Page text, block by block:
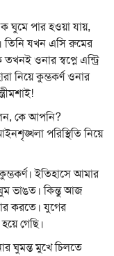
ঘুমে পার হওয়া যায়,
তিনি যখন এসি রুমের
ওনার স্বপ্নে এন্ট্রি
নিয়ে কুম্ভকর্ণ ওনার
কে আপনি?
পরিস্থিতি নিয়ে
ইতিহাসে আমার
ভাঙত। কিন্তু আজ
করতে। যুগের
গেছি।
ঘুমন্ত মুখে চিলতে